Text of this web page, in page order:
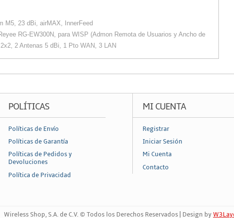
M5, 23 dBi, airMAX, InnerFeed
RG-EW300N, para WISP (Admon Remota de Usuarios y Ancho de
2 Antenas 5 dBi, 1 Pto WAN, 3 LAN
POLÍTICAS
Políticas de Envío
Políticas de Garantía
Políticas de Pedidos y
Devoluciones
Política de Privacidad
MI CUENTA
Registrar
Iniciar Sesión
Mi Cuenta
Contacto
Wireless Shop, S.A. de C.V. © Todos los Derechos Reservados | Design by